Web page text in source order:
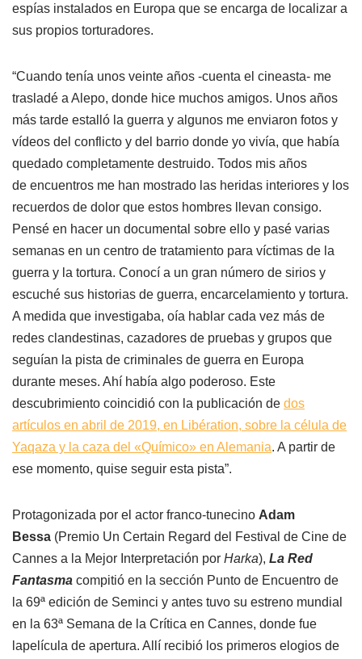
espías instalados en Europa que se encarga de localizar a
sus propios torturadores.
“Cuando tenía unos veinte años -cuenta el cineasta- me
trasladé a Alepo, donde hice muchos amigos. Unos años
más tarde estalló la guerra y algunos me enviaron fotos y
vídeos del conflicto y del barrio donde yo vivía, que había
quedado completamente destruido. Todos mis años
de encuentros me han mostrado las heridas interiores y los
recuerdos de dolor que estos hombres llevan consigo.
Pensé en hacer un documental sobre ello y pasé varias
semanas en un centro de tratamiento para víctimas de la
guerra y la tortura. Conocí a un gran número de sirios y
escuché sus historias de guerra, encarcelamiento y tortura.
A medida que investigaba, oía hablar cada vez más de
redes clandestinas, cazadores de pruebas y grupos que
seguían la pista de criminales de guerra en Europa
durante meses. Ahí había algo poderoso. Este
descubrimiento coincidió con la publicación de dos
artículos en abril de 2019, en Libération, sobre la célula de
Yaqaza y la caza del «Químico» en Alemania. A partir de
ese momento, quise seguir esta pista”.
Protagonizada por el actor franco-tunecino Adam
Bessa (Premio Un Certain Regard del Festival de Cine de
Cannes a la Mejor Interpretación por Harka), La Red
Fantasma compitió en la sección Punto de Encuentro de
la 69ª edición de Seminci y antes tuvo su estreno mundial
en la 63ª Semana de la Crítica en Cannes, donde fue
lapelícula de apertura. Allí recibió los primeros elogios de